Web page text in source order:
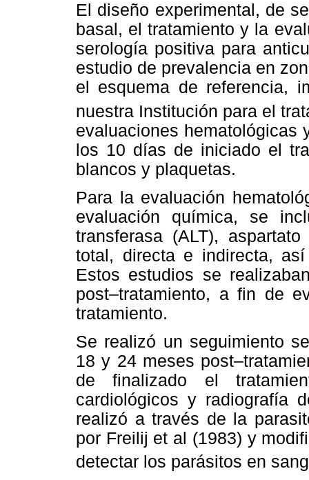
El diseño experimental, de
basal, el tratamiento y la
serología positiva para
estudio de prevalencia en
el esquema de referencia,
nuestra Institución para el
evaluaciones hematológicas
los 10 días de iniciado el
blancos y plaquetas.
Para la evaluación
evaluación química, se
transferasa (ALT),
total, directa e indirecta,
Estos estudios se
post–tratamiento, a fin de
tratamiento.
Se realizó un seguimiento
18 y 24 meses
de finalizado el
cardiológicos y radiografía
realizó a través de la
por Freilij et al (1983) y
detectar los parásitos en